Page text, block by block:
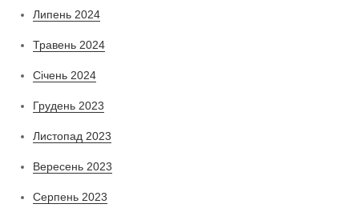
Липень 2024
Травень 2024
Січень 2024
Грудень 2023
Листопад 2023
Вересень 2023
Серпень 2023